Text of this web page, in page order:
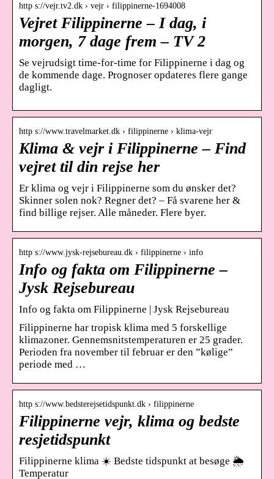
http s://vejr.tv2.dk › vejr › filippinerne-1694008
Vejret Filippinerne – I dag, i
morgen, 7 dage frem – TV 2
Se vejrudsigt time-for-time for Filippinerne i dag og
de kommende dage. Prognoser opdateres flere gange
dagligt.
http s://www.travelmarket.dk › filippinerne › klima-vejr
Klima & vejr i Filippinerne – Find
vejret til din rejse her
Er klima og vejr i Filippinerne som du ønsker det?
Skinner solen nok? Regner det? – Få svarene her &
find billige rejser. Alle måneder. Flere byer.
http s://www.jysk-rejsebureau.dk › filippinerne › info
Info og fakta om Filippinerne –
Jysk Rejsebureau
Info og fakta om Filippinerne | Jysk Rejsebureau
Filippinerne har tropisk klima med 5 forskellige
klimazoner. Gennemsnitstemperaturen er 25 grader.
Perioden fra november til februar er den ”kølige”
periode med …
http s://www.bedsterejsetidspunkt.dk › filippinerne
Filippinerne vejr, klima og bedste
resjetidspunkt
Filippinerne klima ☀️ Bedste tidspunkt at besøge 🌦️
Temperatur